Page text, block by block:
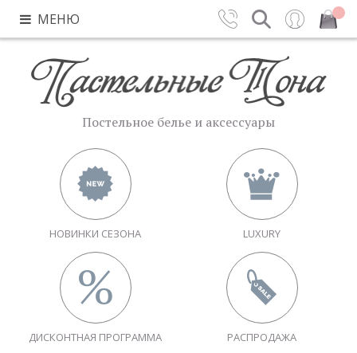
МЕНЮ Вход Закрыть
Постельное белье и аксессуары
НОВИНКИ СЕЗОНА LUXURY
ДИСКОНТНАЯ ПРОГРАММА РАСПРОДАЖА